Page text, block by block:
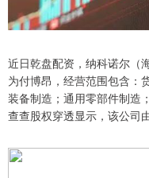
近日乾盘配资，纳科诺尔（
为付博昂，经营范围包含：
装备制造；通用零部件制造
查查股权穿透显示，该公司